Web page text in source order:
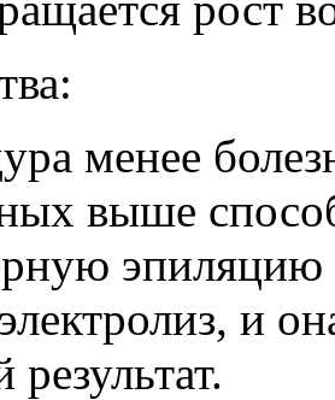
менее
выше
эпиляцию
и
результат.